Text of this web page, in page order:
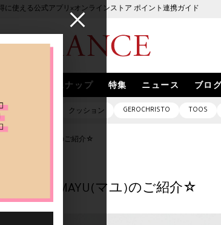
に使える公式アプリ×オンラインストア ポイント連携ガイド
スナップ 特集 ニュース ブログ
クッション GEROCHRISTO TOOS
限定MAYU(マユ)のご紹介☆
期間限定MAYU(マユ)のご紹介☆